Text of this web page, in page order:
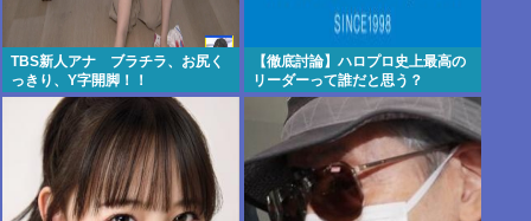
TBS新人アナ ブラチラ、お尻く
っきり、Y字開脚！！
【徹底討論】ハロプロ史上最高の
リーダーって誰だと思う？